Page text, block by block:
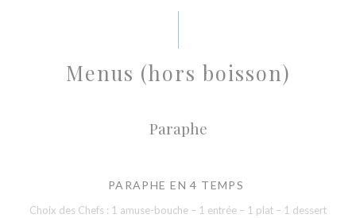
Menus (hors boisson)
Paraphe
PARAPHE EN 4 TEMPS
Choix des Chefs : 1 amuse-bouche – 1 entrée – 1 plat – 1 dessert